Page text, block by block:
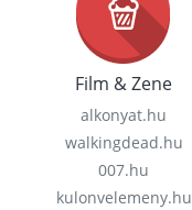
Film & Zene
alkonyat.hu
walkingdead.hu
007.hu
kulonvelemeny.hu